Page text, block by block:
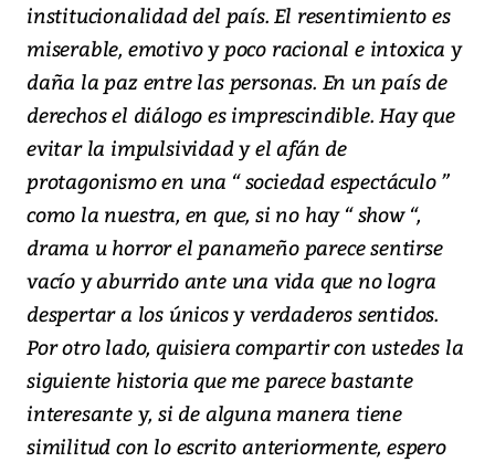
institucionalidad del país. El resentimiento es
miserable, emotivo y poco racional e intoxica y
daña la paz entre las personas. En un país de
derechos el diálogo es imprescindible. Hay que
evitar la impulsividad y el afán de
protagonismo en una “ sociedad espectáculo ”
como la nuestra, en que, si no hay “ show “,
drama u horror el panameño parece sentirse
vacío y aburrido ante una vida que no logra
despertar a los únicos y verdaderos sentidos.
Por otro lado, quisiera compartir con ustedes la
siguiente historia que me parece bastante
interesante y, si de alguna manera tiene
similitud con lo escrito anteriormente, espero